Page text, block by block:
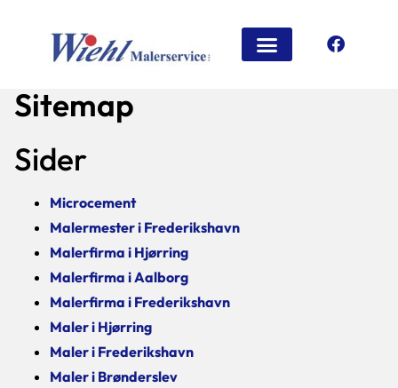
Sitemap
Sider
Microcement
Malermester i Frederikshavn
Malerfirma i Hjørring
Malerfirma i Aalborg
Malerfirma i Frederikshavn
Maler i Hjørring
Maler i Frederikshavn
Maler i Brønderslev